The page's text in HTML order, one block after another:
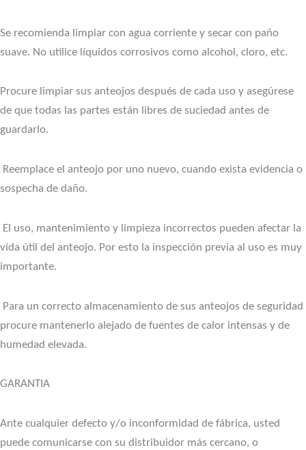
Se recomienda limpiar con agua corriente y secar con paño
suave. No utilice líquidos corrosivos como alcohol, cloro, etc.
Procure limpiar sus anteojos después de cada uso y asegúrese
de que todas las partes están libres de suciedad antes de
guardarlo.
Reemplace el anteojo por uno nuevo, cuando exista evidencia o
sospecha de daño.
El uso, mantenimiento y limpieza incorrectos pueden afectar la
vida útil del anteojo. Por esto la inspección previa al uso es muy
importante.
Para un correcto almacenamiento de sus anteojos de seguridad
procure mantenerlo alejado de fuentes de calor intensas y de
humedad elevada.
GARANTIA
Ante cualquier defecto y/o inconformidad de fábrica, usted
puede comunicarse con su distribuidor más cercano, o